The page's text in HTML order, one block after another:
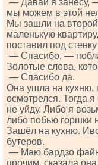
— Давай я занесу,
мы можем в этой
Мы зашли на
маленькую
поставил под
— Спасибо, —
Золотые слова,
— Спасибо да.
Она ушла на кухню,
осмотрелся. Тогда
не уйду. Либо я
либо побью горшки
Зашёл на кухню.
бутеров.
— Маю бардзо
прочим, сказала она.